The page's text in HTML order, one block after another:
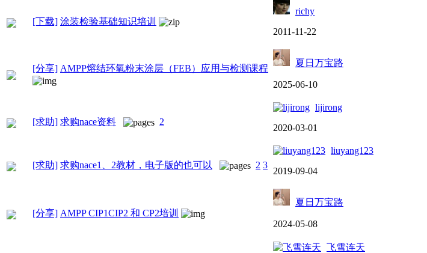
[下载] 涂装检验基础知识培训
richy
2011-11-22
[分享] AMPP熔结环氧粉末涂层（FEB）应用与检测课程
夏日万宝路
2025-06-10
[求助] 求购nace资料 2
lijirong
2020-03-01
[求助] 求购nace1、2教材，电子版的也可以 2 3
liuyang123
2019-09-04
[分享] AMPP CIP1CIP2 和 CP2培训
夏日万宝路
2024-05-08
飞雪连天